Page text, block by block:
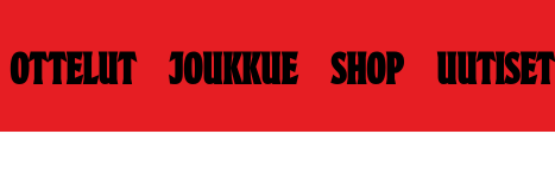
Ottelut Joukkue Shop Uutiset